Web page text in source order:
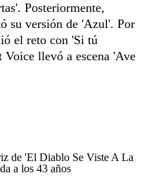
Posteriormente,
su versión de 'Azul'. Por
el reto con 'Si tú
Voice llevó a escena 'Ave
de 'El Diablo Se Viste A La
a los 43 años